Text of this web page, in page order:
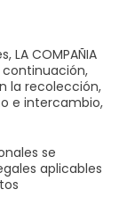
LA COMPAÑIA
la recolección,
e intercambio,
se
aplicables